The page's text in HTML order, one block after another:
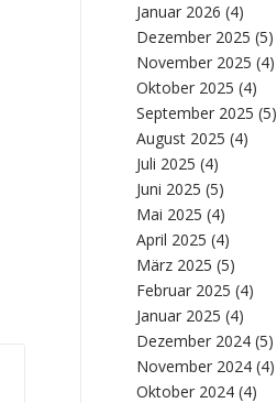
Januar 2026 (4)
Dezember 2025 (5)
November 2025 (4)
Oktober 2025 (4)
September 2025 (5)
August 2025 (4)
Juli 2025 (4)
Juni 2025 (5)
Mai 2025 (4)
April 2025 (4)
März 2025 (5)
Februar 2025 (4)
Januar 2025 (4)
Dezember 2024 (5)
November 2024 (4)
Oktober 2024 (4)